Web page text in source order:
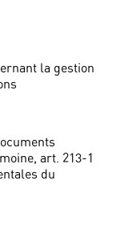
la gestion
art. 213-1
du